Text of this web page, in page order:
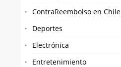
ContraReembolso en Chile
Deportes
Electrónica
Entretenimiento